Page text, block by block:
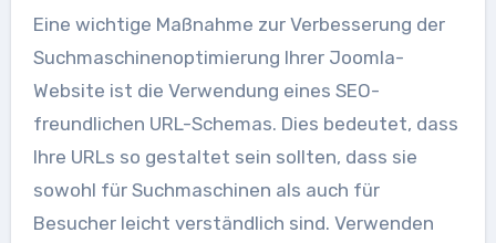
Eine wichtige Maßnahme zur Verbesserung der
Suchmaschinenoptimierung Ihrer Joomla-
Website ist die Verwendung eines SEO-
freundlichen URL-Schemas. Dies bedeutet, dass
Ihre URLs so gestaltet sein sollten, dass sie
sowohl für Suchmaschinen als auch für
Besucher leicht verständlich sind. Verwenden